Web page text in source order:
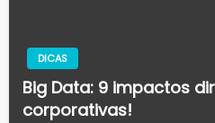
DICAS
Big Data: 9 impactos
corporativas!